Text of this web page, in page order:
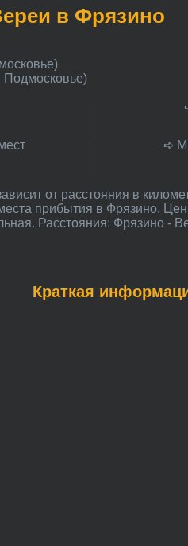
в Фрязино
Подмосковье)
➪
прибытия в Фрязино.
Расстояния: Фрязино -
Краткая